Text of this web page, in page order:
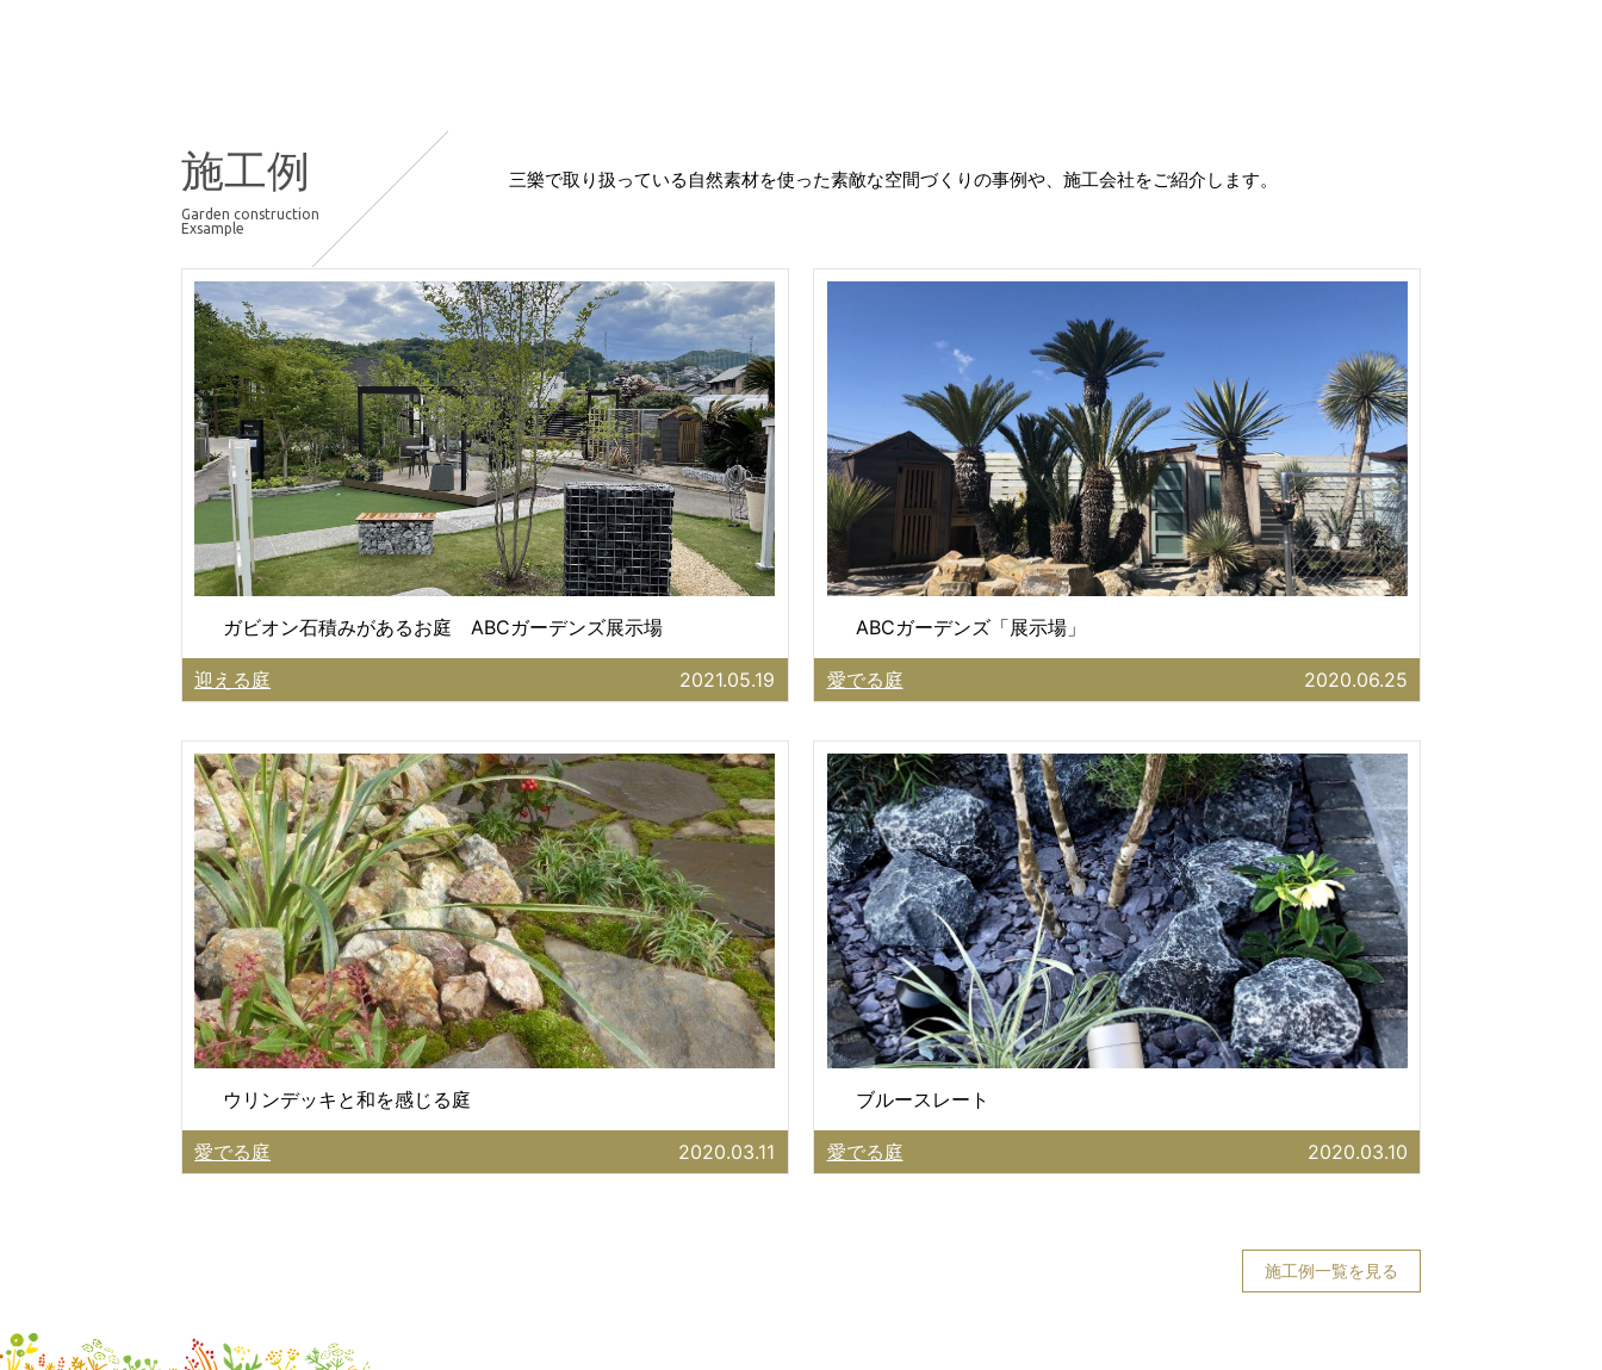
施工例
Garden construction
Exsample
三樂で取り扱っている自然素材を使った素敵な空間づくりの事例や、施工会社をご紹介します。
ガビオン石積みがあるお庭 ABCガーデンズ展示場
迎える庭 2021.05.19
ABCガーデンズ「展示場」
愛でる庭 2020.06.25
ウリンデッキと和を感じる庭
愛でる庭 2020.03.11
ブルースレート
愛でる庭 2020.03.10
施工例一覧を見る